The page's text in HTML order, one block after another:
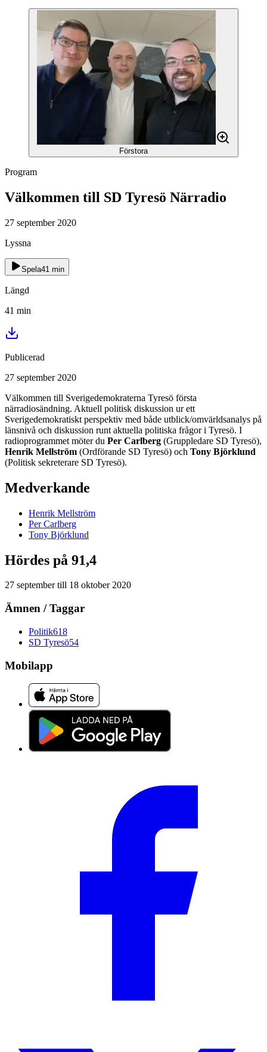
Förstora
Program
Välkommen till SD Tyresö Närradio
27 september 2020
Lyssna
Spela41 min
Längd
41 min
Publicerad
27 september 2020
Välkommen till Sverigedemokraterna Tyresö första
närradiosändning. Aktuell politisk diskussion ur ett
Sverigedemokratiskt perspektiv med både utblick/omvärldsanalys på
länsnivå och diskussion runt aktuella politiska frågor i Tyresö. I
radioprogrammet möter du Per Carlberg (Gruppledare SD Tyresö),
Henrik Mellström (Ordförande SD Tyresö) och Tony Björklund
(Politisk sekreterare SD Tyresö).
Medverkande
Henrik Mellström
Per Carlberg
Tony Björklund
Hördes på 91,4
27 septembertill 18 oktober 2020
Ämnen / Taggar
Politik618
SD Tyresö54
Mobilapp